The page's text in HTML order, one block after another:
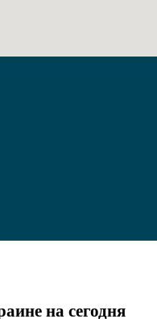
на сегодня